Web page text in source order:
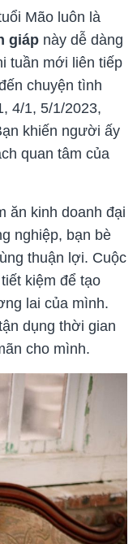
Mão luôn là
giáp này dễ dàng
tuần mới liên tiếp
chuyện tình
4/1, 5/1/2023,
khiến người ấy
quan tâm của
ăn kinh doanh đại
nghiệp, bạn bè
thuận lợi. Cuộc
kiệm để tạo
lai của mình.
dụng thời gian
cho mình.